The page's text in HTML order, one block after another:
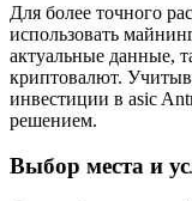
Для более точного
использовать
актуальные данные,
криптовалют.
инвестиции в asic
решением.
Выбор места и